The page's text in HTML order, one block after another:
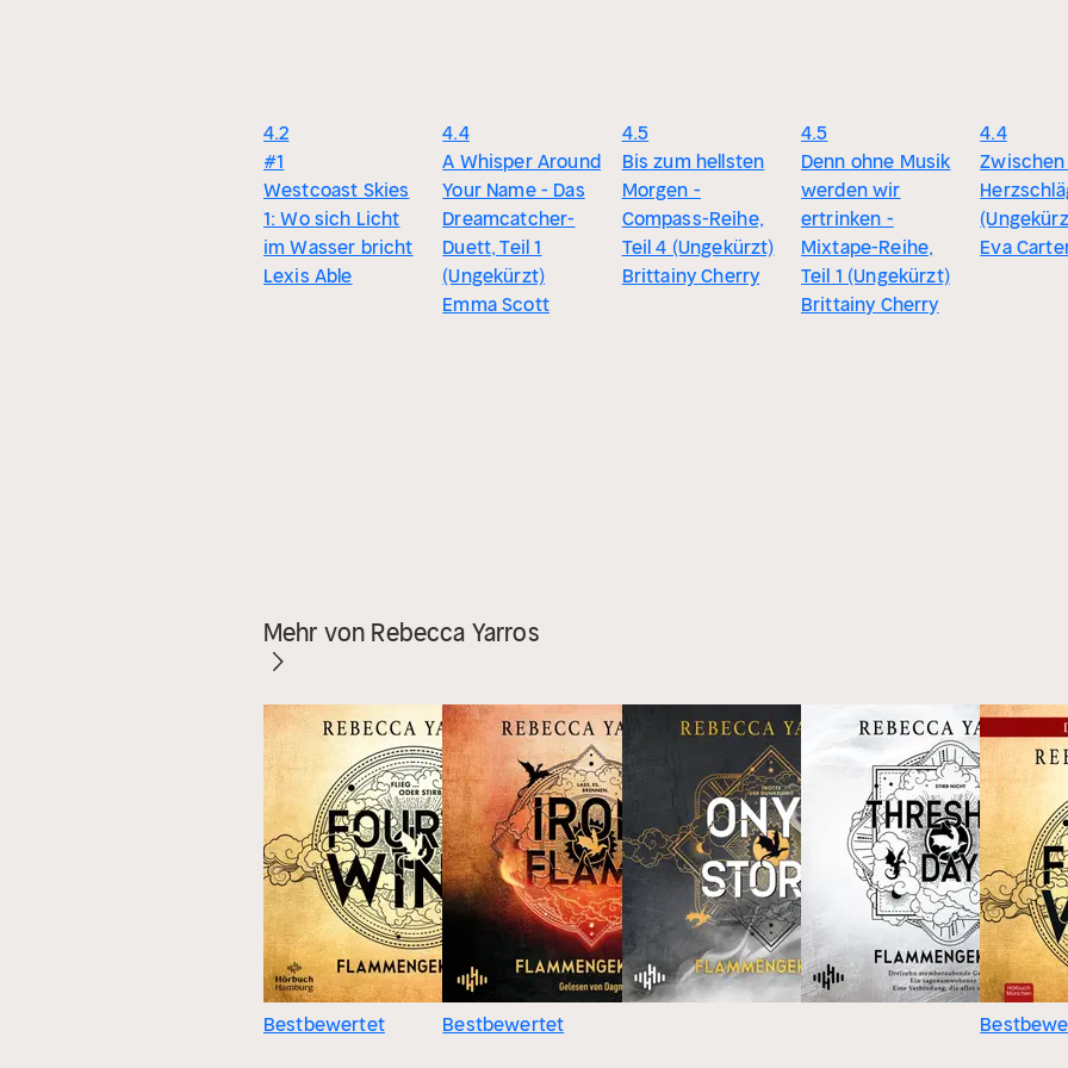
4.2
#1
Westcoast Skies
1: Wo sich Licht
im Wasser bricht
Lexis Able
4.4
A Whisper Around
Your Name - Das
Dreamcatcher-
Duett, Teil 1
(Ungekürzt)
Emma Scott
4.5
Bis zum hellsten
Morgen -
Compass-Reihe,
Teil 4 (Ungekürzt)
Brittainy Cherry
4.5
Denn ohne Musik
werden wir
ertrinken -
Mixtape-Reihe,
Teil 1 (Ungekürzt)
Brittainy Cherry
4.4
Eva
Mehr von Rebecca Yarros
Bestbewertet Bestbewertet